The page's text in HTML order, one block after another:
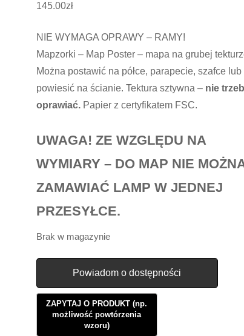
145.00zł
NIE WYMAGA OPRAWY – RAMY!
Mapzorki – Map Poster – mapa na grubej
Można postawić na półce, parapecie, szafce lub
powiesić na ścianie. Tektura sztywna – nie
oprawiać.Papier z certyfikatem FSC.
UWAGA! ZE WZGLĘDU NA
WYMIARY – DO MAP NIE
ZAMAWIAĆ LAMP W JEDNEJ
PRZESYŁCE.
Brak w magazynie
Powiadom o dostępności